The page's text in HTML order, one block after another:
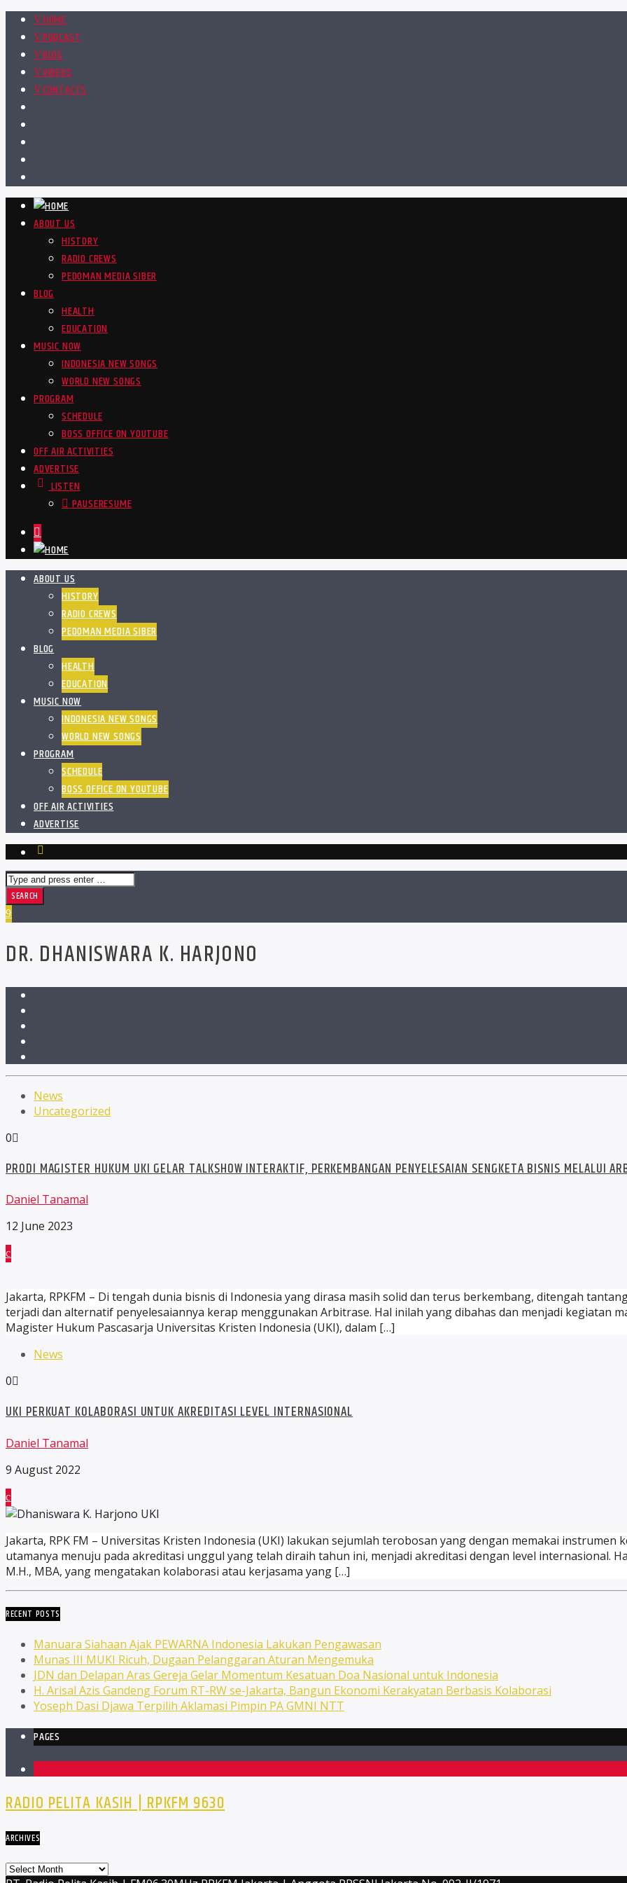
HOME
PODCAST
BLOG
VIDEOS
CONTACTS
ABOUT US
HISTORY
RADIO CREWS
PEDOMAN MEDIA SIBER
BLOG
HEALTH
EDUCATION
MUSIC NOW
INDONESIA NEW SONGS
WORLD NEW SONGS
PROGRAM
SCHEDULE
BOSS OFFICE ON YOUTUBE
OFF AIR ACTIVITIES
ADVERTISE
LISTEN
PAUSERESUME
ABOUT US
HISTORY
RADIO CREWS
PEDOMAN MEDIA SIBER
BLOG
HEALTH
EDUCATION
MUSIC NOW
INDONESIA NEW SONGS
WORLD NEW SONGS
PROGRAM
SCHEDULE
BOSS OFFICE ON YOUTUBE
OFF AIR ACTIVITIES
ADVERTISE
DR. DHANISWARA K. HARJONO
News
Uncategorized
0
PRODI MAGISTER HUKUM UKI GELAR TALKSHOW INTERAKTIF, PERKEMBANGAN PENYELESAIAN SENGKETA BISNIS MELALUI
Daniel Tanamal
12 June 2023
Jakarta, RPKFM – Di tengah dunia bisnis di Indonesia yang dirasa masih solid dan terus berkembang, ditengah
terjadi dan alternatif penyelesaiannya kerap menggunakan Arbitrase. Hal inilah yang dibahas dan menjadi kegiatan
Magister Hukum Pascasarja Universitas Kristen Indonesia (UKI), dalam […]
News
0
UKI PERKUAT KOLABORASI UNTUK AKREDITASI LEVEL INTERNASIONAL
Daniel Tanamal
9 August 2022
Jakarta, RPK FM – Universitas Kristen Indonesia (UKI) lakukan sejumlah terobosan yang dengan memakai
utamanya menuju pada akreditasi unggul yang telah diraih tahun ini, menjadi akreditasi dengan level internasional.
M.H., MBA, yang mengatakan kolaborasi atau kerjasama yang […]
RECENT POSTS
Manuara Siahaan Ajak PEWARNA Indonesia Lakukan Pengawasan
Munas III MUKI Ricuh, Dugaan Pelanggaran Aturan Mengemuka
JDN dan Delapan Aras Gereja Gelar Momentum Kesatuan Doa Nasional untuk Indonesia
H. Arisal Azis Gandeng Forum RT-RW se-Jakarta, Bangun Ekonomi Kerakyatan Berbasis Kolaborasi
Yoseph Dasi Djawa Terpilih Aklamasi Pimpin PA GMNI NTT
PAGES
RADIO PELITA KASIH | RPKFM 9630
ARCHIVES
Archives